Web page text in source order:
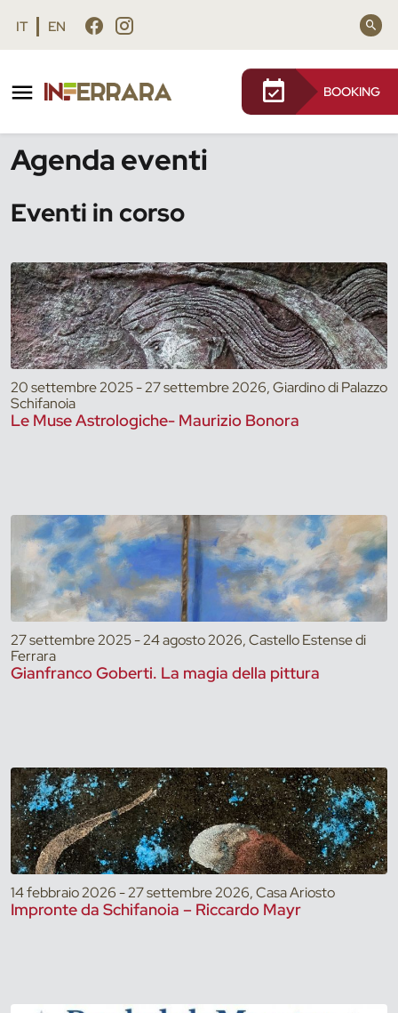
Vai al contenuto principale
Vai al footer
IT EN
BOOKING
Agenda eventi
Eventi in corso
20 settembre 2025 - 27 settembre 2026, Giardino di Palazzo
Schifanoia
Le Muse Astrologiche- Maurizio Bonora
27 settembre 2025 - 24 agosto 2026, Castello Estense di
Ferrara
Gianfranco Goberti. La magia della pittura
14 febbraio 2026 - 27 settembre 2026, Casa Ariosto
Impronte da Schifanoia – Riccardo Mayr